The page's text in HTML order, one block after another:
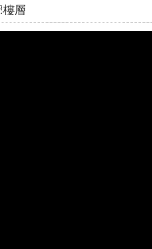
樓層